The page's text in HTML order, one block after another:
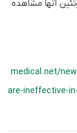
آنها مشاهده
medical.net/
are-ineffective-